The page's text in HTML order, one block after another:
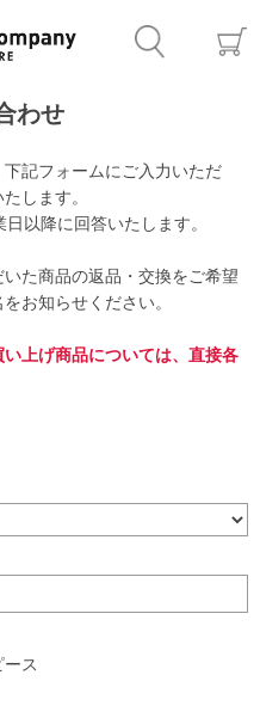
わせ
記フォームにご入力いただ
します。
以降に回答いたします。
た商品の返品・交換をご希望
お知らせください。
上げ商品については、直接各
ス